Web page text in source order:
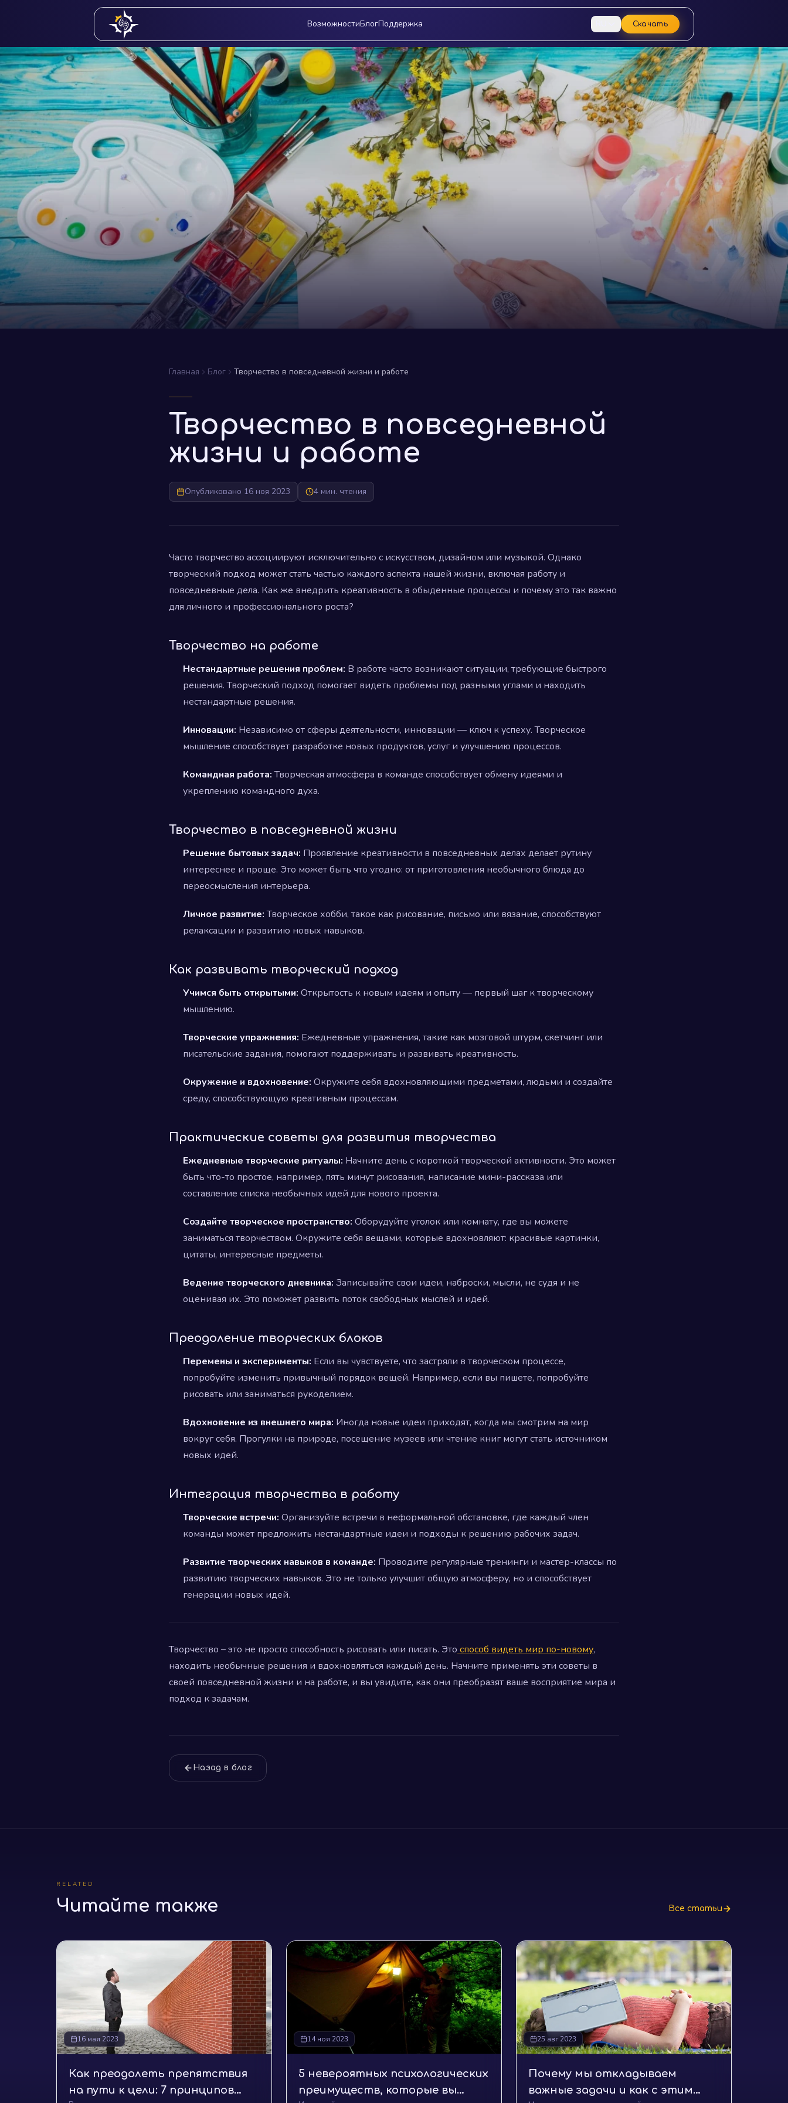
ВозможностиБлогПоддержка Скачать
Главная Блог Творчество в повседневной жизни и работе
Творчество в повседневной
жизни и работе
Опубликовано 16 ноя 2023 4 мин. чтения
Часто творчество ассоциируют исключительно с искусством, дизайном или музыкой. Однако
творческий подход может стать частью каждого аспекта нашей жизни, включая работу и
повседневные дела. Как же внедрить креативность в обыденные процессы и почему это так важно
для личного и профессионального роста?
Творчество на работе
Нестандартные решения проблем: В работе часто возникают ситуации, требующие быстрого
решения. Творческий подход помогает видеть проблемы под разными углами и находить
нестандартные решения.
Инновации: Независимо от сферы деятельности, инновации — ключ к успеху. Творческое
мышление способствует разработке новых продуктов, услуг и улучшению процессов.
Командная работа:Творческая атмосфера в команде способствует обмену идеями и
укреплению командного духа.
Творчество в повседневной жизни
Решение бытовых задач: Проявление креативности в повседневных делах делает рутину
интереснее и проще. Это может быть что угодно: от приготовления необычного блюда до
переосмысления интерьера.
Личное развитие:Творческое хобби, такое как рисование, письмо или вязание, способствуют
релаксации и развитию новых навыков.
Как развивать творческий подход
Учимся быть открытыми: Открытость к новым идеям и опыту — первый шаг к творческому
мышлению.
Творческие упражнения: Ежедневные упражнения, такие как мозговой штурм, скетчинг или
писательские задания, помогают поддерживать и развивать креативность.
Окружение и вдохновение: Окружите себя вдохновляющими предметами, людьми и создайте
среду, способствующую креативным процессам.
Практические советы для развития творчества
Ежедневные творческие ритуалы: Начните день с короткой творческой активности. Это может
быть что-то простое, например, пять минут рисования, написание мини-рассказа или
составление списка необычных идей для нового проекта.
Создайте творческое пространство: Оборудуйте уголок или комнату, где вы можете
заниматься творчеством. Окружите себя вещами, которые вдохновляют: красивые картинки,
цитаты, интересные предметы.
Ведение творческого дневника: Записывайте свои идеи, наброски, мысли, не судя и не
оценивая их. Это поможет развить поток свободных мыслей и идей.
Преодоление творческих блоков
Перемены и эксперименты: Если вы чувствуете, что застряли в творческом процессе,
попробуйте изменить привычный порядок вещей. Например, если вы пишете, попробуйте
рисовать или заниматься рукоделием.
Вдохновение из внешнего мира: Иногда новые идеи приходят, когда мы смотрим на мир
вокруг себя. Прогулки на природе, посещение музеев или чтение книг могут стать источником
новых идей.
Интеграция творчества в работу
Творческие встречи: Организуйте встречи в неформальной обстановке, где каждый член
команды может предложить нестандартные идеи и подходы к решению рабочих задач.
Развитие творческих навыков в команде: Проводите регулярные тренинги и мастер-классы по
развитию творческих навыков. Это не только улучшит общую атмосферу, но и способствует
генерации новых идей.
Творчество – это не просто способность рисовать или писать. Это способ видеть мир по-новому,
находить необычные решения и вдохновляться каждый день. Начните применять эти советы в
своей повседневной жизни и на работе, и вы увидите, как они преобразят ваше восприятие мира и
подход к задачам.
Назад в блог
RELATED
Читайте также Все статьи
16 мая 2023
Как преодолеть препятствия
на пути к цели: 7 принципов
14 ноя 2023
5 невероятных психологических
преимуществ, которые вы
25 авг 2023
Почему мы откладываем
важные задачи и как с этим